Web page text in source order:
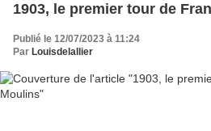
1903, le premier tour de
Publié le 12/07/2023 à 11:24
Par Louisdelallier